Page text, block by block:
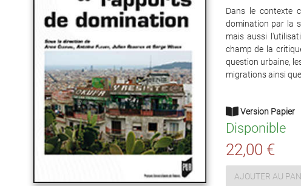
Dans le contexte
domination par la
mais aussi
champ de la
question urbaine,
migrations ainsi
Version Papier
Disponible
22,00 €
AJOUTER AU